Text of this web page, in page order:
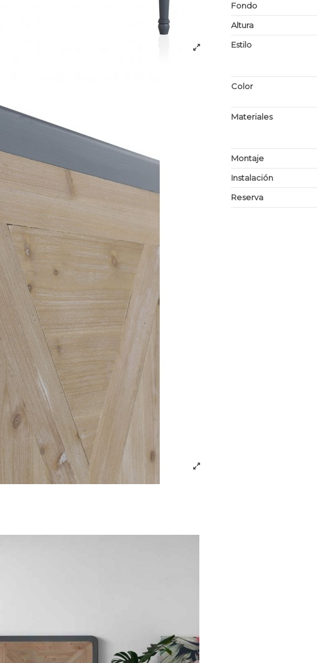
Fondo
Altura
Estilo
Color
Materiales
Montaje
Instalación
Reserva